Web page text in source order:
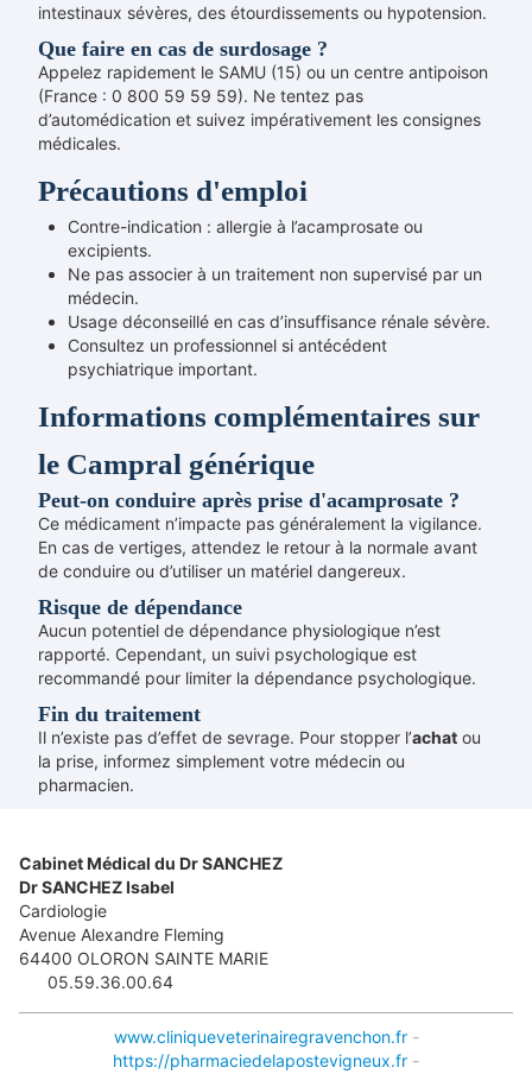
intestinaux sévères, des étourdissements ou hypotension.
Que faire en cas de surdosage ?
Appelez rapidement le SAMU (15) ou un centre antipoison
(France : 0 800 59 59 59). Ne tentez pas
d’automédication et suivez impérativement les consignes
médicales.
Précautions d'emploi
Contre-indication : allergie à l’acamprosate ou
excipients.
Ne pas associer à un traitement non supervisé par un
médecin.
Usage déconseillé en cas d’insuffisance rénale sévère.
Consultez un professionnel si antécédent
psychiatrique important.
Informations complémentaires sur
le Campral générique
Peut-on conduire après prise d'acamprosate ?
Ce médicament n’impacte pas généralement la vigilance.
En cas de vertiges, attendez le retour à la normale avant
de conduire ou d’utiliser un matériel dangereux.
Risque de dépendance
Aucun potentiel de dépendance physiologique n’est
rapporté. Cependant, un suivi psychologique est
recommandé pour limiter la dépendance psychologique.
Fin du traitement
Il n’existe pas d’effet de sevrage. Pour stopper l’achat ou
la prise, informez simplement votre médecin ou
pharmacien.
Cabinet Médical du Dr SANCHEZ
Dr SANCHEZ Isabel
Cardiologie
Avenue Alexandre Fleming
64400 OLORON SAINTE MARIE
05.59.36.00.64
www.cliniqueveterinairegravenchon.fr-
https://pharmaciedelapostevigneux.fr -